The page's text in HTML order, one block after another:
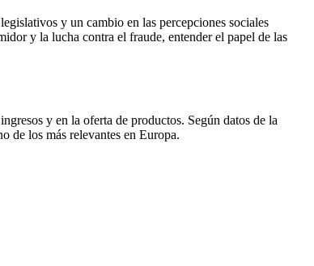
y un cambio en las percepciones sociales
y la lucha contra el fraude, entender el papel de las
y en la oferta de productos. Según datos de la
de los más relevantes en Europa.